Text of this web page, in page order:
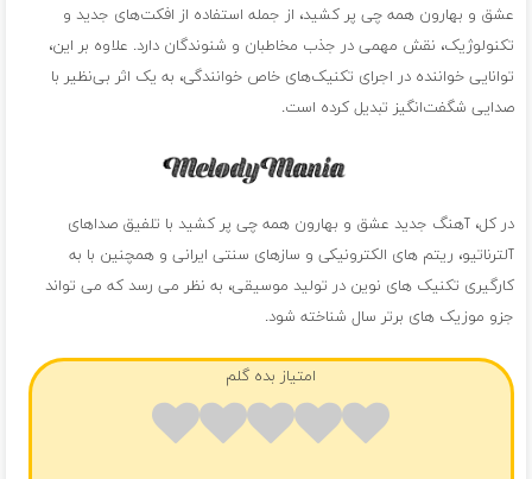
عشق و بهارون همه چی پر کشید، از جمله استفاده از افکت‌های جدید و
تکنولوژیک، نقش مهمی در جذب مخاطبان و شنوندگان دارد. علاوه بر این،
توانایی خواننده در اجرای تکنیک‌های خاص خوانندگی، به یک اثر بی‌نظیر با
صدایی شگفت‌انگیز تبدیل کرده است.
در کل، آهنگ جدید عشق و بهارون همه چی پر کشید با تلفیق صداهای
آلترناتیو، ریتم های الکترونیکی و سازهای سنتی ایرانی و همچنین با به
کارگیری تکنیک های نوین در تولید موسیقی، به نظر می رسد که می تواند
جزو موزیک های برتر سال شناخته شود.
امتیاز بده گلم